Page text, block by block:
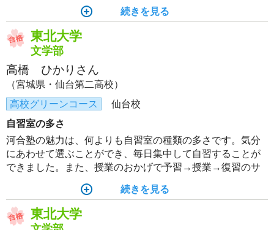
アドバイスまでしてくれました。
続きを見る
東北大学
文学部
高橋 ひかりさん
（宮城県・仙台第二高校）
高校グリーンコース
仙台校
自習室の多さ
河合塾の魅力は、何よりも自習室の種類の多さです。気分
にあわせて選ぶことができ、毎日集中して自習することが
できました。また、授業のおかげで予習→授業→復習のサ
でも講師の方々にたくさんのアドバイスを頂けたことが、
入試本番の大きな心の支えとなりました。
続きを見る
東北大学